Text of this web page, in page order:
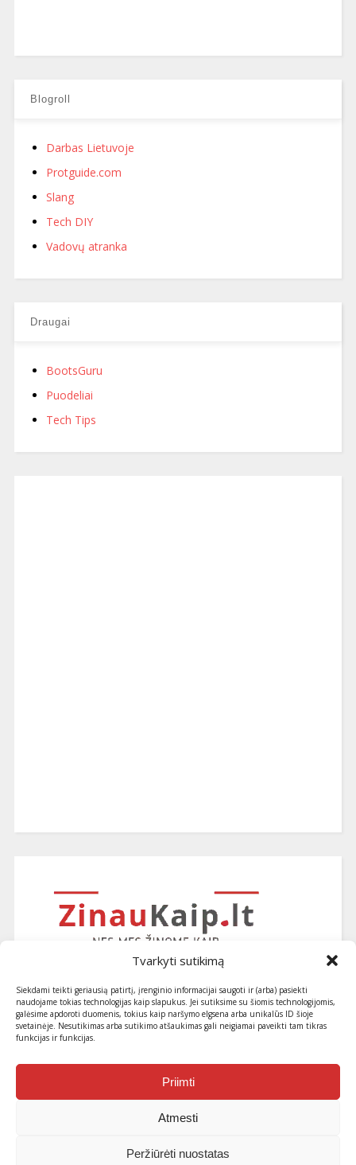
Tvarkyti sutikimą
Siekdami teikti geriausią patirtį, įrenginio informacijai saugoti ir (arba) pasiekti
naudojame tokias technologijas kaip slapukus. Jei sutiksime su šiomis technologijomis,
galėsime apdoroti duomenis, tokius kaip naršymo elgsena arba unikalūs ID šioje
svetainėje. Nesutikimas arba sutikimo atšaukimas gali neigiamai paveikti tam tikras
funkcijas ir funkcijas.
Priimti
Atmesti
Peržiūrėti nuostatas
Blogroll
Darbas Lietuvoje
Protguide.com
Slang
Tech DIY
Vadovų atranka
Draugai
BootsGuru
Puodeliai
Tech Tips
Užsiprenumeruokite naujausius
straipsnius ir patarimus